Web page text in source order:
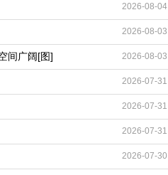
2026-08-04
2026-08-03
间广阔[图] 2026-08-03
2026-07-31
2026-07-31
2026-07-31
2026-07-30